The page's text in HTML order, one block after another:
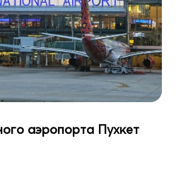
аэропорта Пухкет